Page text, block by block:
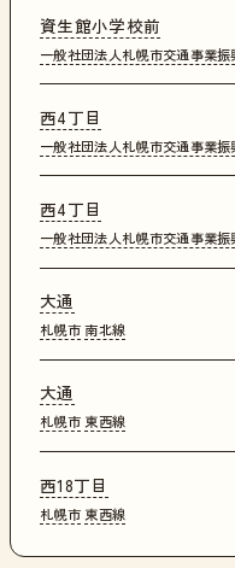
資生館小学校前
一般社団法人札幌市交通事業振
西4丁目
一般社団法人札幌市交通事業振
西4丁目
一般社団法人札幌市交通事業振
大通
札幌市 南北線
大通
札幌市 東西線
西18丁目
札幌市 東西線